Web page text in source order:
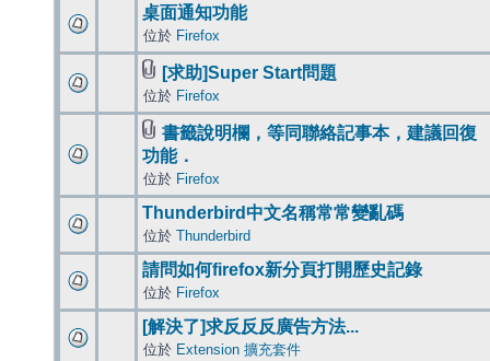
桌面通知功能
位於 Firefox
[求助]Super Start問題
位於 Firefox
書籤說明欄，等同聯絡記事本，建議回復
功能．
位於 Firefox
Thunderbird中文名稱常常變亂碼
位於 Thunderbird
請問如何firefox新分頁打開歷史記錄
位於 Firefox
[解決了]求反反反廣告方法...
位於 Extension 擴充套件